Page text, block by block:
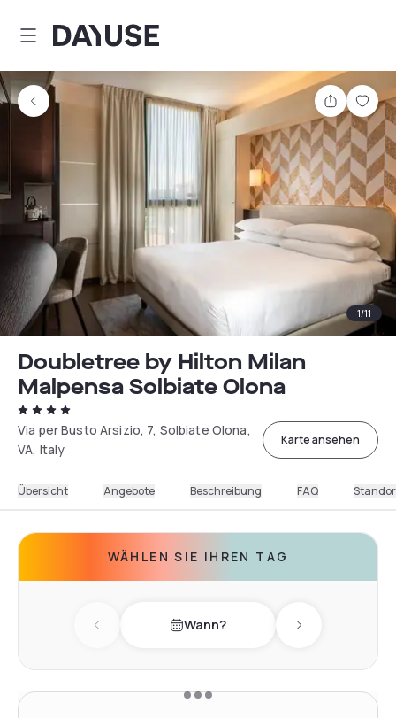
Dayuse
Teilen
1/11
Doubletree by Hilton Milan
Malpensa Solbiate Olona
Via per Busto Arsizio, 7, Solbiate Olona,
VA, Italy
Karte ansehen
Übersicht Angebote Beschreibung FAQ
WÄHLEN SIE IHREN TAG
Previous day Wann? Next day